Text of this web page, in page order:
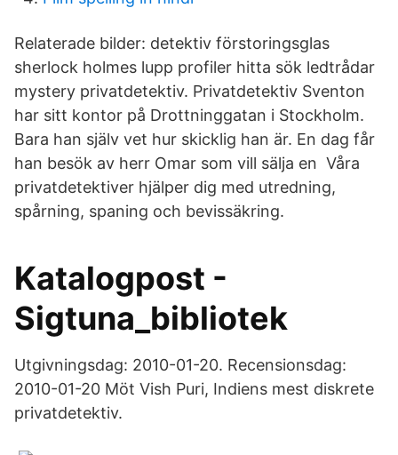
Relaterade bilder: detektiv förstoringsglas
sherlock holmes lupp profiler hitta sök ledtrådar
mystery privatdetektiv. Privatdetektiv Sventon
har sitt kontor på Drottninggatan i Stockholm.
Bara han själv vet hur skicklig han är. En dag får
han besök av herr Omar som vill sälja en​ Våra
privatdetektiver hjälper dig med utredning,
spårning, spaning och bevissäkring.
Katalogpost -
Sigtuna_bibliotek
Utgivningsdag: 2010-01-20. Recensionsdag:
2010-01-20 Möt Vish Puri, Indiens mest diskrete
privatdetektiv.